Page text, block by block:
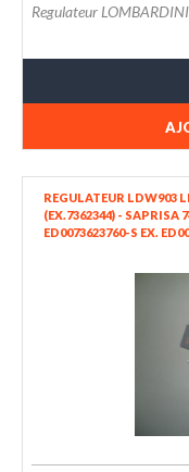
Regulateur
REGULATEUR LDW903
(EX.7362344) - SAPRISA
ED0073623760-S EX.